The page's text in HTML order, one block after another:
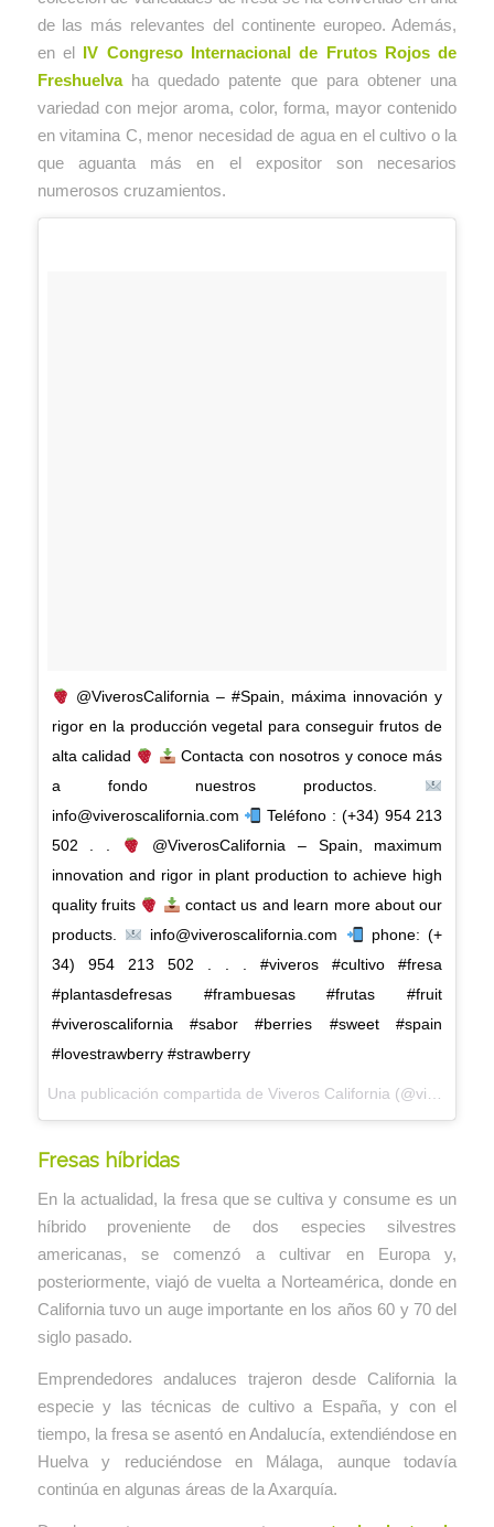
de las más relevantes del continente europeo. Además,
en elIV Congreso Internacional de Frutos Rojos de
Freshuelvaha quedado patente que para obtener una
variedad con mejor aroma, color, forma, mayor contenido
en vitamina C, menor necesidad de agua en el cultivo o la
que aguanta más en el expositor son necesarios
numerosos cruzamientos.
@ViverosCalifornia – #Spain, máxima innovación y
rigor en la producción vegetal para conseguir frutos de
alta calidad
Contacta con nosotros y conoce más
a fondo nuestros productos.
info@viveroscalifornia.com
Teléfono : (+34) 954 213
502 . .
@ViverosCalifornia – Spain, maximum
innovation and rigor in plant production to achieve high
quality fruits
contact us and learn more about our
products.
info@viveroscalifornia.com
phone: (+
34) 954 213 502 . . . #viveros #cultivo #fresa
#plantasdefresas #frambuesas #frutas #fruit
#viveroscalifornia #sabor #berries #sweet #spain
#lovestrawberry #strawberry
Una publicación compartida de Viveros California(@viveroscalifornia) el
Fresas híbridas
En la actualidad, la fresa que se cultiva y consume es un
híbrido proveniente de dos especies silvestres
americanas, se comenzó a cultivar en Europa y,
posteriormente, viajó de vuelta a Norteamérica, donde en
California tuvo un auge importante en los años 60 y 70 del
siglo pasado.
Emprendedores andaluces trajeron desde California la
especie y las técnicas de cultivo a España, y con el
tiempo, la fresa se asentó en Andalucía, extendiéndose en
Huelva y reduciéndose en Málaga, aunque todavía
continúa en algunas áreas de la Axarquía.